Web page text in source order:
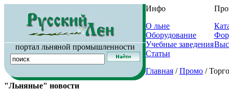
портал льняной промышленности
Инфо
О льне
Оборудование
Учебные заведения
Статьи
Главная /Промо /
"Льняные" новости